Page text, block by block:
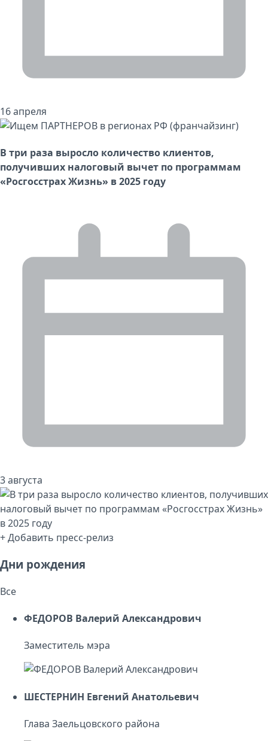
16 апреля
В три раза выросло количество клиентов,
получивших налоговый вычет по программам
«Росгосстрах Жизнь» в 2025 году
3 августа
+ Добавить пресс-релиз
Дни рождения
Все
ФЕДОРОВ Валерий Александрович
Заместитель мэра
ШЕСТЕРНИН Евгений Анатольевич
Глава Заельцовского района